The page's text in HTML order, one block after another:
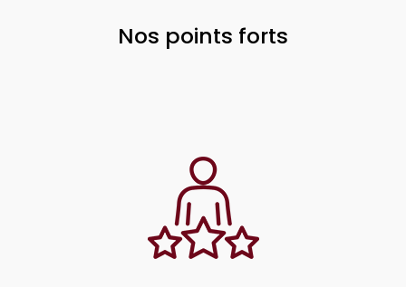
Nos points forts